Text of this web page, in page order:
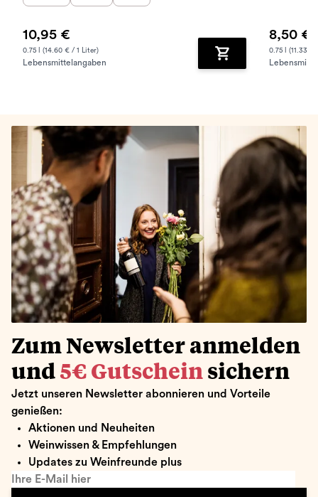
10,95 €
0.75 l (14.60 € / 1 Liter)
Lebensmittelangaben Zum Warenkorb
8,50 €
0.75 l (11.33 €
Zum Newsletter anmelden
und 5€ Gutschein sichern
Jetzt unseren Newsletter abonnieren und Vorteile
genießen:
Aktionen und Neuheiten
Weinwissen & Empfehlungen
Updates zu Weinfreunde plus
Ihre E-Mail hier